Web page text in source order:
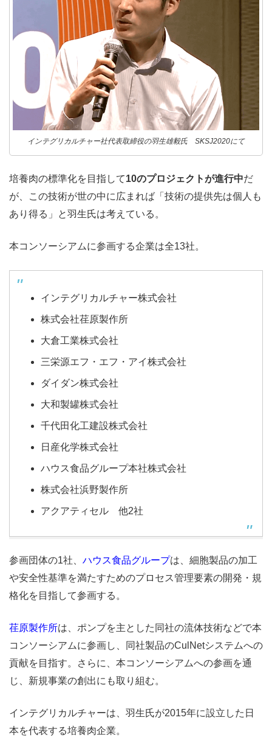
インテグリカルチャー社代表取締役の羽生雄毅氏 SKSJ2020にて
培養肉の標準化を目指して10のプロジェクトが進行中だ
が、この技術が世の中に広まれば「技術の提供先は個人も
あり得る」と羽生氏は考えている。
本コンソーシアムに参画する企業は全13社。
インテグリカルチャー株式会社
株式会社荏原製作所
大倉工業株式会社
三栄源エフ・エフ・アイ株式会社
ダイダン株式会社
大和製罐株式会社
千代田化工建設株式会社
日産化学株式会社
ハウス食品グループ本社株式会社
株式会社浜野製作所
アクアティセル 他2社
参画団体の1社、 ハウス食品グループは、細胞製品の加工
や安全性基準を満たすためのプロセス管理要素の開発・規
格化を目指して参画する。
荏原製作所は、ポンプを主とした同社の流体技術などで本
コンソーシアムに参画し、同社製品のCulNetシステムへの
貢献を目指す。さらに、本コンソーシアムへの参画を通
じ、新規事業の創出にも取り組む。
インテグリカルチャーは、羽生氏が2015年に設立した日
本を代表する培養肉企業。